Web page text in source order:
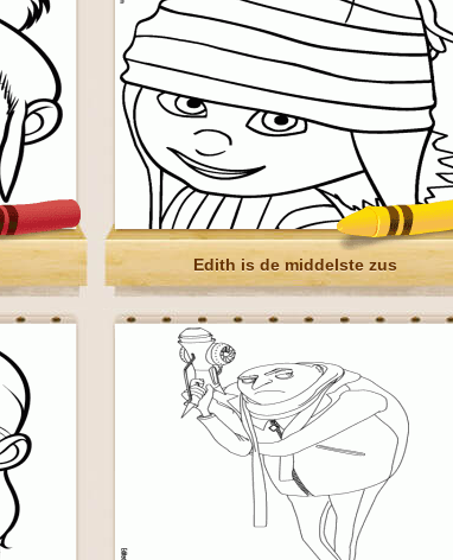
Edith is de middelste zus